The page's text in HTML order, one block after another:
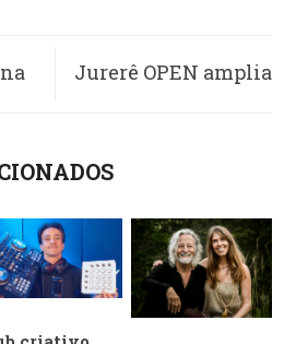
das
Jurerê OPEN amplia
Certificação Lixo Zero